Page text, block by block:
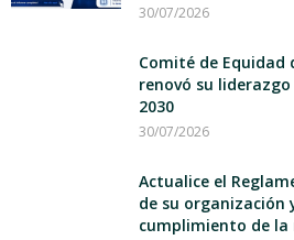
30/07/2026
Comité de Equidad
renovó su
2030
30/07/2026
Actualice el
de su organización
cumplimiento de